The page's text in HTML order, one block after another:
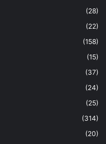
(28)
(22)
(158)
(15)
(37)
(24)
(25)
(314)
(20)